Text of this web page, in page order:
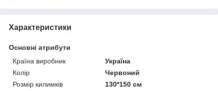
Характеристики
Основні атрибути
Країна виробник
Україна
Колір
Червоний
Розмір килимків
130*150 см